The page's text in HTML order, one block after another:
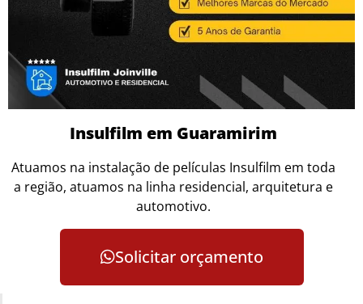
Insulfilm em Guaramirim
Atuamos na instalação de películas Insulfilm em toda
a região, atuamos na linha residencial, arquitetura e
automotivo.
Solicitar orçamento